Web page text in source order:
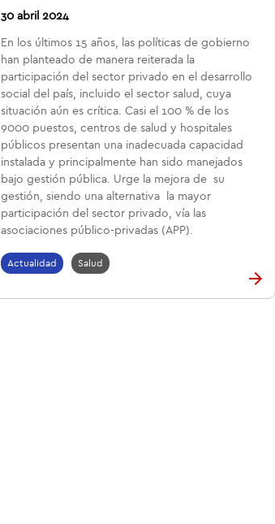
30 abril 2024
En los últimos 15 años, las políticas de gobierno
han planteado de manera reiterada la
participación del sector privado en el desarrollo
social del país, incluido el sector salud, cuya
situación aún es crítica. Casi el 100 % de los
9000 puestos, centros de salud y hospitales
públicos presentan una inadecuada capacidad
instalada y principalmente han sido manejados
bajo gestión pública. Urge la mejora de su
gestión, siendo una alternativa la mayor
participación del sector privado, vía las
asociaciones público-privadas (APP).
Actualidad Salud